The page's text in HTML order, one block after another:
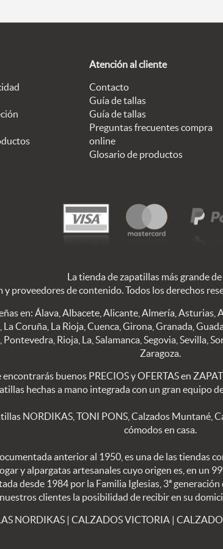
Atención al cliente
Contacto
Guía de tallas
Guía de tallas
Preguntas frecuentes compra
online
Glosario de productos
La tienda de zapatillas más grande
proveedores de contenido. Todos los derechos
en: Álava, Albacete, Alicante, Almería, Asturias,
Coruña, La Rioja, Cuenca, Girona, Granada,
Rioja, La, Salamanca, Segovia, Sevilla,
Zaragoza.
buenos PRECIOS y OFERTAS en
hechas a mano integrada con un gran equipo
NORDIKAS, TONI PONS, Calzados Muntané,
cómodos en casa.
anterior al 1950, es una de las tiendas
y alpargatas artesanales cuyo origen es, en un
desde 1984 por la Familia Iglesias, 3ª
clientes la posibilidad de recibir en su
NORDIKAS |CALZADOS VICTORIA |